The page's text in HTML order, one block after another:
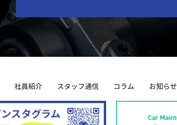
社員紹介 スタッフ通信 コラム お知らせ